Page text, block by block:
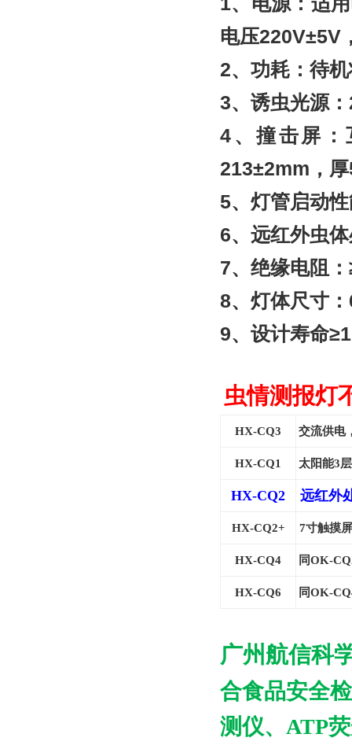
电压220V±5V
2、功耗：待
3、诱虫光源
4 、撞击屏：
213±2mm，
5、灯管启动
6、远红外虫
7、绝缘电阻
8、灯体尺寸
9、设计寿命
虫情测报灯
HX-CQ3 交流供电
HX-CQ1 太阳能3
HX-CQ2 远红外
HX-CQ2+ 7寸触摸
HX-CQ4 同OK-
HX-CQ6 同OK-
广州航信科
合食品安全
测仪、 ATP